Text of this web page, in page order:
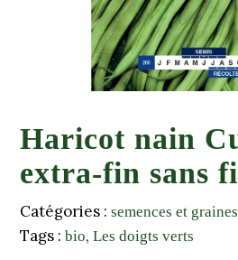
Haricot nain
extra-fin sans
Catégories :semences et graines
Tags :bio,Les doigts verts